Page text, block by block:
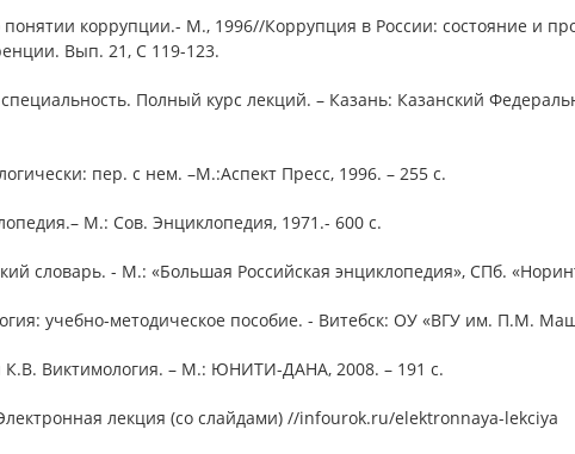
понятии коррупции.- М., 1996//Коррупция в России: состояние и
Вып. 21, С 119-123.
Полный курс лекций. – Казань: Казанский
пер. с нем. –М.:Аспект Пресс, 1996. – 255 с.
М.: Сов. Энциклопедия, 1971.- 600 с.
словарь. - М.: «Большая Российская энциклопедия», СПб.
учебно-методическое пособие. - Витебск: ОУ «ВГУ им. П.М.
К.В. Виктимология. – М.: ЮНИТИ-ДАНА, 2008. – 191 с.
лекция (со слайдами) //infourok.ru/elektronnaya-lekciya